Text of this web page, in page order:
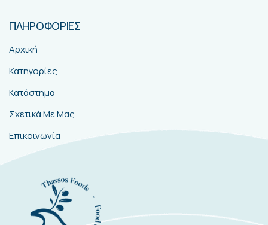
ΠΛΗΡΟΦΟΡΙΕΣ
Αρχική
Κατηγορίες
Κατάστημα
Σχετικά Με Μας
Επικοινωνία